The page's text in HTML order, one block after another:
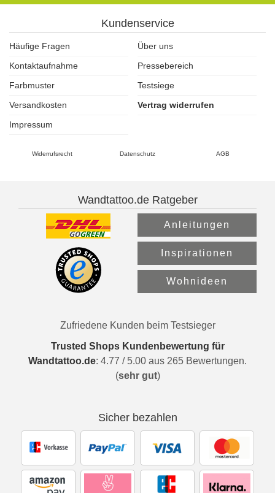
Kundenservice
Häufige Fragen
Über uns
Kontaktaufnahme
Pressebereich
Farbmuster
Testsiege
Versandkosten
Vertrag widerrufen
Impressum
Widerrufsrecht Datenschutz AGB
Wandtattoo.de Ratgeber
Anleitungen
Inspirationen
Wohnideen
Zufriedene Kunden beim Testsieger
Trusted Shops Kundenbewertung für
Wandtattoo.de: 4.77 / 5.00 aus 265 Bewertungen.
(sehr gut)
Sicher bezahlen